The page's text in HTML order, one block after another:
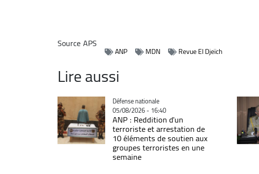
SourceAPS
ANP MDN Revue El Djeïch
Lire aussi
Catégorie
Défense nationale
05/08/2026 - 16:40
ANP : Reddition d'un
terroriste et arrestation de
10 éléments de soutien aux
groupes terroristes en une
semaine